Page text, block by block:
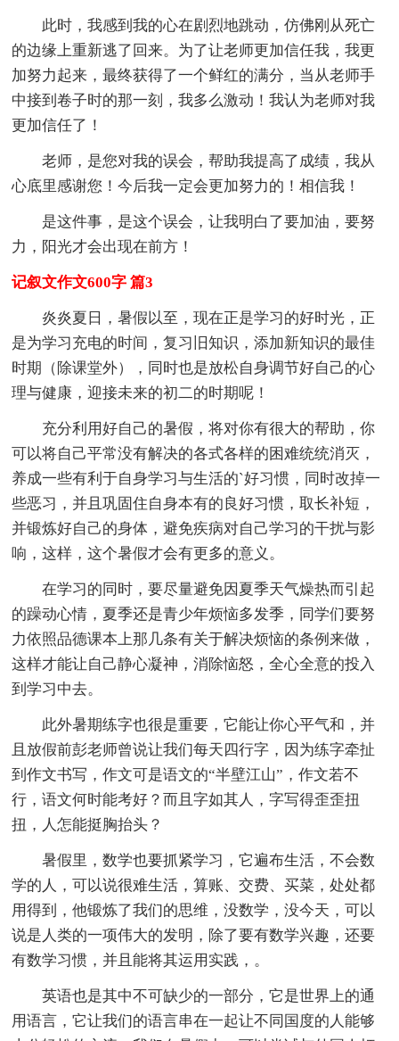
此时，我感到我的心在剧烈地跳动，仿佛刚从死亡
的边缘上重新逃了回来。为了让老师更加信任我，我更
加努力起来，最终获得了一个鲜红的满分，当从老师手
中接到卷子时的那一刻，我多么激动！我认为老师对我
更加信任了！
老师，是您对我的误会，帮助我提高了成绩，我从
心底里感谢您！今后我一定会更加努力的！相信我！
是这件事，是这个误会，让我明白了要加油，要努
力，阳光才会出现在前方！
记叙文作文600字 篇3
炎炎夏日，暑假以至，现在正是学习的好时光，正
是为学习充电的时间，复习旧知识，添加新知识的最佳
时期（除课堂外），同时也是放松自身调节好自己的心
理与健康，迎接未来的初二的时期呢！
充分利用好自己的暑假，将对你有很大的帮助，你
可以将自己平常没有解决的各式各样的困难统统消灭，
养成一些有利于自身学习与生活的`好习惯，同时改掉一
些恶习，并且巩固住自身本有的良好习惯，取长补短，
并锻炼好自己的身体，避免疾病对自己学习的干扰与影
响，这样，这个暑假才会有更多的意义。
在学习的同时，要尽量避免因夏季天气燥热而引起
的躁动心情，夏季还是青少年烦恼多发季，同学们要努
力依照品德课本上那几条有关于解决烦恼的条例来做，
这样才能让自己静心凝神，消除恼怒，全心全意的投入
到学习中去。
此外暑期练字也很是重要，它能让你心平气和，并
且放假前彭老师曾说让我们每天四行字，因为练字牵扯
到作文书写，作文可是语文的“半壁江山”，作文若不
行，语文何时能考好？而且字如其人，字写得歪歪扭
扭，人怎能挺胸抬头？
暑假里，数学也要抓紧学习，它遍布生活，不会数
学的人，可以说很难生活，算账、交费、买菜，处处都
用得到，他锻炼了我们的思维，没数学，没今天，可以
说是人类的一项伟大的发明，除了要有数学兴趣，还要
有数学习惯，并且能将其运用实践，。
英语也是其中不可缺少的一部分，它是世界上的通
用语言，它让我们的语言串在一起让不同国度的人能够